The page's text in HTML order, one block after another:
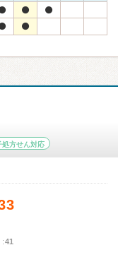
処方せん対応
41